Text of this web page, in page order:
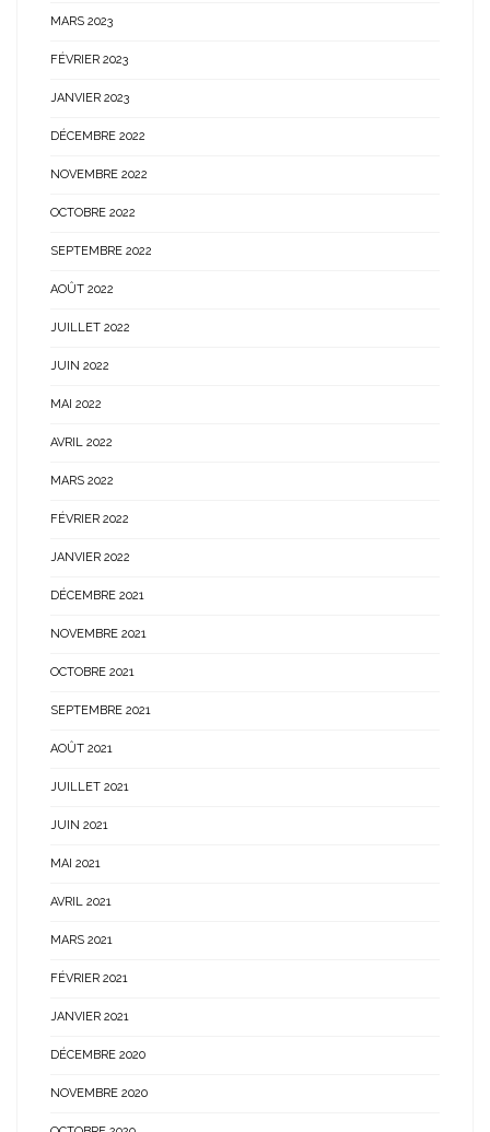
MARS 2023
FÉVRIER 2023
JANVIER 2023
DÉCEMBRE 2022
NOVEMBRE 2022
OCTOBRE 2022
SEPTEMBRE 2022
AOÛT 2022
JUILLET 2022
JUIN 2022
MAI 2022
AVRIL 2022
MARS 2022
FÉVRIER 2022
JANVIER 2022
DÉCEMBRE 2021
NOVEMBRE 2021
OCTOBRE 2021
SEPTEMBRE 2021
AOÛT 2021
JUILLET 2021
JUIN 2021
MAI 2021
AVRIL 2021
MARS 2021
FÉVRIER 2021
JANVIER 2021
DÉCEMBRE 2020
NOVEMBRE 2020